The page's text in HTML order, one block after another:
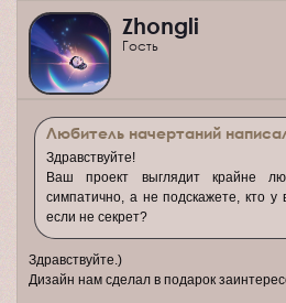
Zhongli
Гость
Любитель начертаний
Здравствуйте!
Ваш проект выглядит крайне
симпатично, а не подскажете, кто у
если не секрет?
Здравствуйте.)
Дизайн нам сделал в подарок